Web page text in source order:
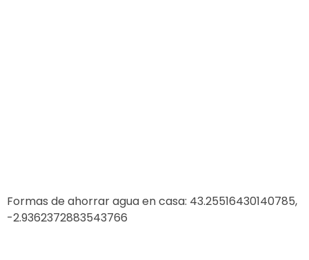
Formas de ahorrar agua en casa: 43.25516430140785,
-2.9362372883543766